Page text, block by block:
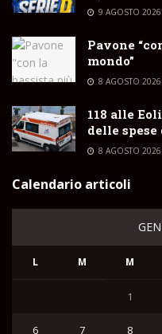
9 AGOSTO 2026
Pavone
mondo”
8 AGOSTO 2026
118 alle
delle
8 AGOSTO 2026
Calendario articoli
L M M
1
6 7 8